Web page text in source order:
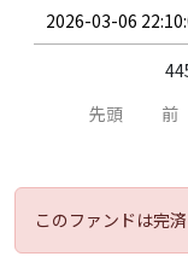
2026-03-06
先頭
前
このファンドは完済